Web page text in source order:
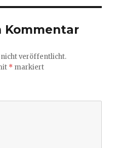
Kommentar
veröffentlicht.
* markiert